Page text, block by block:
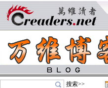
搜索>>